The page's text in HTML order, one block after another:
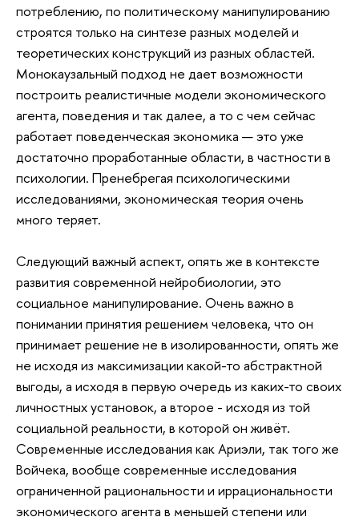
потреблению, по политическому манипулированию
строятся только на синтезе разных моделей и
теоретических конструкций из разных областей.
Монокаузальный подход не дает возможности
построить реалистичные модели экономического
агента, поведения и так далее, а то с чем сейчас
работает поведенческая экономика — это уже
достаточно проработанные области, в частности в
психологии. Пренебрегая психологическими
исследованиями, экономическая теория очень
много теряет.
Следующий важный аспект, опять же в контексте
развития современной нейробиологии, это
социальное манипулирование. Очень важно в
понимании принятия решением человека, что он
принимает решение не в изолированности, опять же
не исходя из максимизации какой-то абстрактной
выгоды, а исходя в первую очередь из каких-то своих
личностных установок, а второе - исходя из той
социальной реальности, в которой он живёт.
Современные исследования как Ариэли, так того же
Войчека, вообще современные исследования
ограниченной рациональности и иррациональности
экономического агента в меньшей степени или